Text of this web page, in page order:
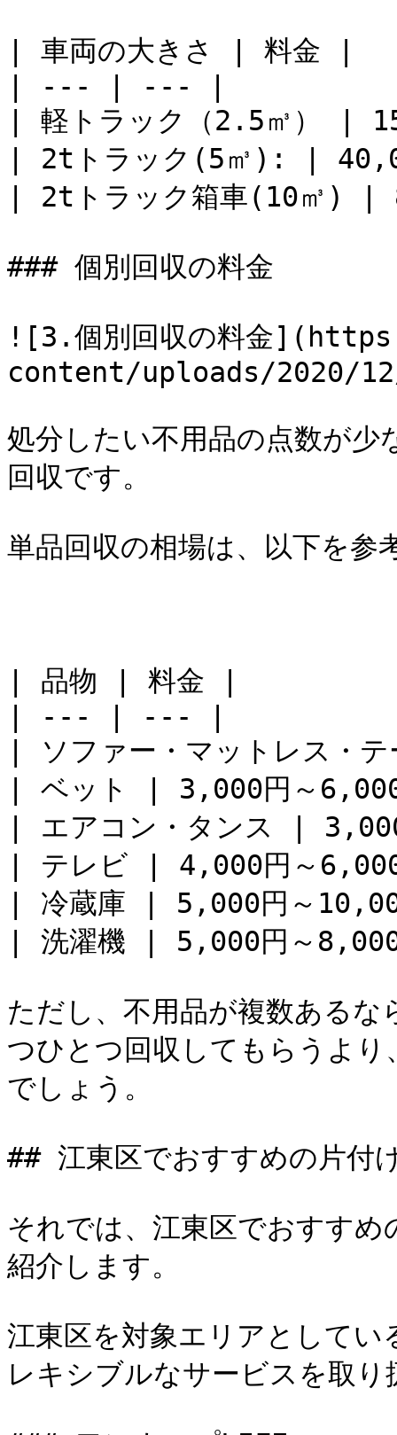
| 車両の大きさ | 料金 |
| --- | --- |
| 軽トラック（2.5㎥） |
| 2tトラック(5㎥): |
| 2tトラック箱車(10㎥) |
### 個別回収の料金
![3.個別回収の料金
content/uploads/2020/
処分したい不用品の点数が少
回収です。
単品回収の相場は、以下を参
| 品物 | 料金 |
| --- | --- |
| ソファー・マットレス
| ベット | 3,000円～
| エアコン・タンス |
| テレビ | 4,000円～
| 冷蔵庫 | 5,000円～
| 洗濯機 | 5,000円～
ただし、不用品が複数ある
つひとつ回収してもらうよ
でしょう。
## 江東区でおすすめの片付
それでは、江東区でおすす
紹介します。
江東区を対象エリアとして
レキシブルなサービスを取